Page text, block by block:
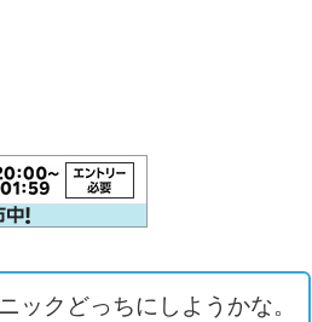
ックどっちにしようかな。